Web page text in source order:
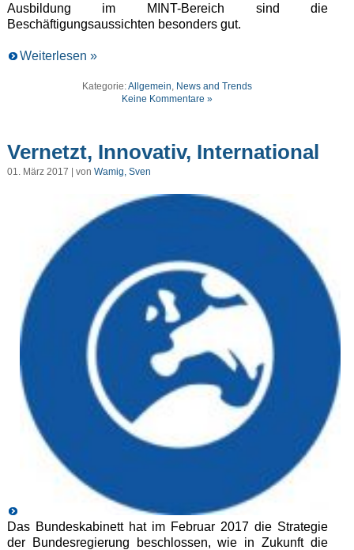
Ausbildung im MINT-Bereich sind die
Beschäftigungsaussichten besonders gut.
Weiterlesen »
Kategorie:Allgemein News and Trends
Keine Kommentare »
Vernetzt, Innovativ, International
01. März 2017 | von Wamig, Sven
Das Bundeskabinett hat im Februar 2017 die Strategie
der Bundesregierung beschlossen, wie in Zukunft die